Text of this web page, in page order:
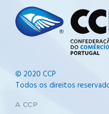
© 2020 CCP
Todos os direitos
A CCP